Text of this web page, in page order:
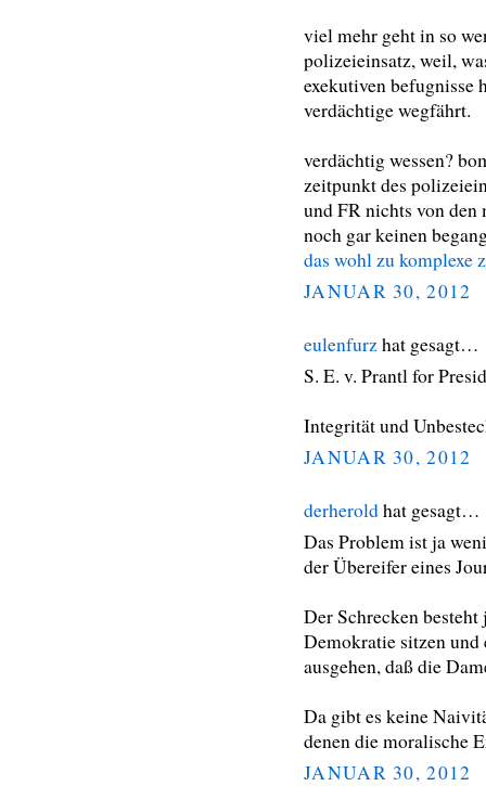
viel mehr geht in so
polizeieinsatz, weil,
exekutiven befugnisse
verdächtige wegfährt.
verdächtig wessen?
zeitpunkt des
und FR nichts von den
noch gar keinen
das wohl zu komplexe
JANUAR 30, 2012
eulenfurzhat gesagt…
S. E. v. Prantl for
Integrität und
JANUAR 30, 2012
derheroldhat gesagt…
Das Problem ist ja
der Übereifer eines
Der Schrecken
Demokratie sitzen und
ausgehen, daß die
Da gibt es keine
denen die moralische
JANUAR 30, 2012